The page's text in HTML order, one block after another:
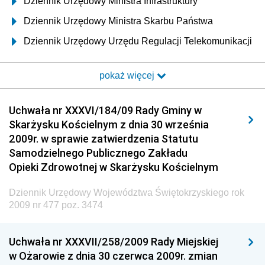
Dziennik Urzędowy Ministra Skarbu Państwa
Dziennik Urzędowy Urzędu Regulacji Telekomunikacji
Dziennik Urzędowy Ministra Transportu i Budownictwa
Elektronicznej
Dziennik Urzędowy Ministra Spraw Wewnętrznych i
Administracji
Dziennik Urzędowy Ministra Transportu
Dziennik Urzędowy Ministra Budownictwa
Dziennik Urzędowy Ministra Nauki i Szkolnictwa
Dziennik Urzędowy Głównego Urzędu Miar
Dziennik Urzędowy Ministra Rolnictwa i Rozwoju Wsi
pokaż więcej
Uchwała nr XXXVI/184/09 Rady Gminy w
Skarżysku Kościelnym z dnia 30 września
2009r. w sprawie zatwierdzenia Statutu
Samodzielnego Publicznego Zakładu
Opieki Zdrowotnej w Skarżysku Kościelnym
Dziennik Urzędowy Województwa Świętokrzyskiego rok
2009 nr 477 poz. 3474
Uchwała nr XXXVII/258/2009 Rady Miejskiej
w Ożarowie z dnia 30 czerwca 2009r. zmian